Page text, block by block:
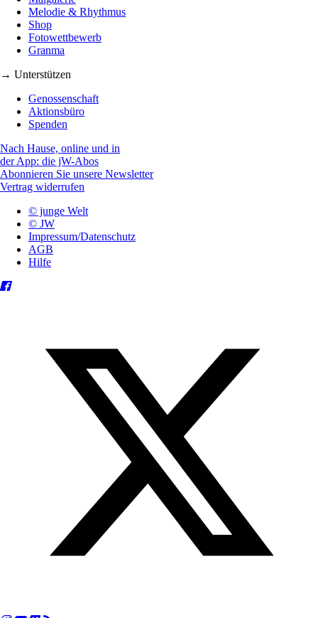
Melodie & Rhythmus
Shop
Fotowettbewerb
Granma
→ Unterstützen
Genossenschaft
Aktionsbüro
Spenden
Nach Hause, online und in
der App: die jW-Abos
Abonnieren Sie unsere Newsletter
Vertrag widerrufen
© junge Welt
© JW
Impressum/Datenschutz
AGB
Hilfe